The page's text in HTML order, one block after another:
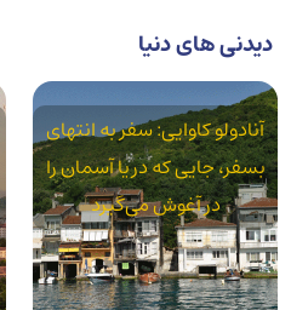
دیدنی های دنیا
محله بشیکتاش: جایی که
تاریخ باشکوه در کنار شور
بی‌پایان فوتبال نفس می‌کشد